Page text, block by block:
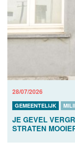
28/07/2026
GEMEENTELIJK
JE GEVEL
STRATEN